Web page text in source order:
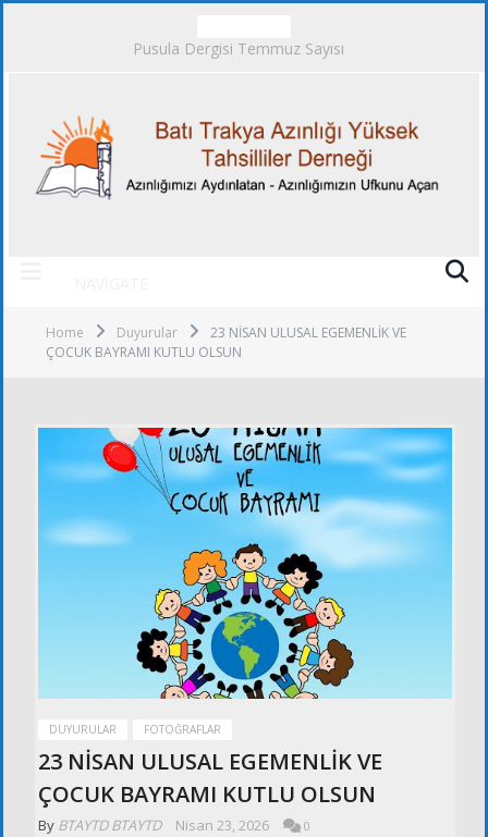
Pusula Dergisi Temmuz Sayısı
Home Duyurular
23 NİSAN ULUSAL EGEMENLİK VE
ÇOCUK BAYRAMI KUTLU OLSUN
DUYURULAR FOTOĞRAFLAR
23 NİSAN ULUSAL EGEMENLİK VE
ÇOCUK BAYRAMI KUTLU OLSUN
By BTAYTD BTAYTD Nisan 23, 2026 0